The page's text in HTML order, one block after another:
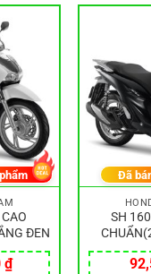
ĐEN
₫
SH
Đã